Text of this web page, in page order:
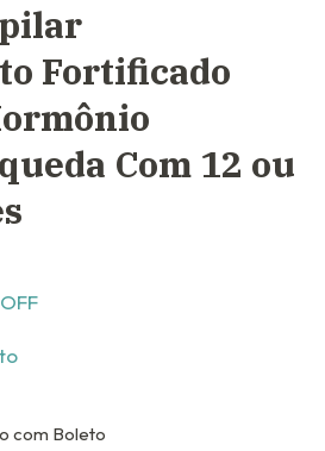
Fortificado
Com 12 ou
com Boleto